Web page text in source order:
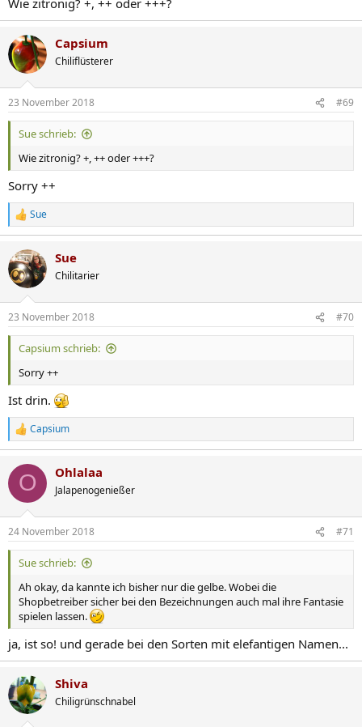
Capsium
Chiliflüsterer
23 November 2018 #69
Sue schrieb:
Wie zitronig? +, ++ oder +++?
Sorry ++
R
e
k
t
i
e
n
Sue
Sue
Chilitarier
23 November 2018 #70
Capsium schrieb:
Sorry ++
Ist drin.
R
e
k
i
e
n
Capsium
O Ohlalaa
Jalapenogenießer
24 November 2018 #71
Sue schrieb:
Ah okay, da kannte ich bisher nur die gelbe. Wobei die
Shopbetreiber sicher bei den Bezeichnungen auch mal ihre Fantasie
spielen lassen.
ja, ist so! und gerade bei den Sorten mit elefantigen Namen...
Shiva
Chiligrünschnabel